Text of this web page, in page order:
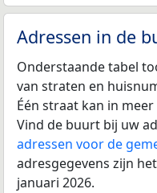
Adressen in de
Onderstaande tabel
van straten en
Één straat kan in
Vind de buurt bij uw
adressen voor de
adresgegevens zijn
januari 2026.